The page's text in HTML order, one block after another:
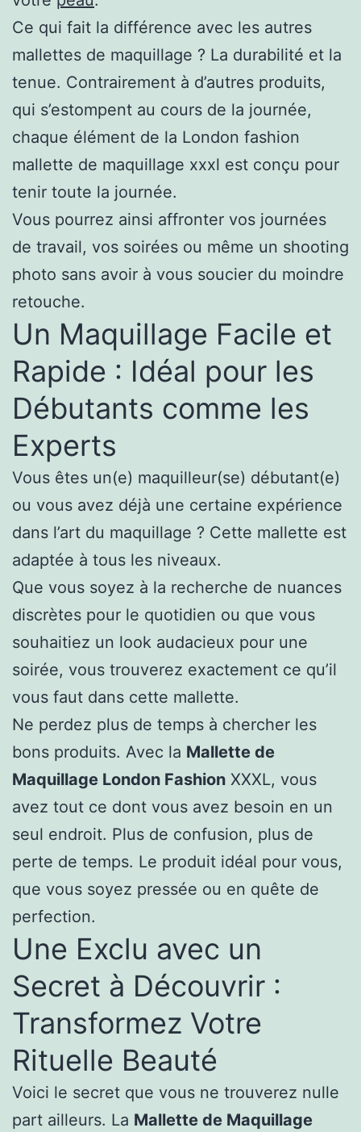
Ce qui fait la différence avec les autres
mallettes de maquillage ? La durabilité et la
tenue. Contrairement à d’autres produits,
qui s’estompent au cours de la journée,
chaque élément de la London fashion
mallette de maquillage xxxl est conçu pour
tenir toute la journée.
Vous pourrez ainsi affronter vos journées
de travail, vos soirées ou même un shooting
photo sans avoir à vous soucier du moindre
retouche.
Un Maquillage Facile et
Rapide : Idéal pour les
Débutants comme les
Experts
Vous êtes un(e) maquilleur(se) débutant(e)
ou vous avez déjà une certaine expérience
dans l’art du maquillage ? Cette mallette est
adaptée à tous les niveaux.
Que vous soyez à la recherche de nuances
discrètes pour le quotidien ou que vous
souhaitiez un look audacieux pour une
soirée, vous trouverez exactement ce qu’il
vous faut dans cette mallette.
Ne perdez plus de temps à chercher les
bons produits. Avec la Mallette de
Maquillage London Fashion XXXL, vous
avez tout ce dont vous avez besoin en un
seul endroit. Plus de confusion, plus de
perte de temps. Le produit idéal pour vous,
que vous soyez pressée ou en quête de
perfection.
Une Exclu avec un
Secret à Découvrir :
Transformez Votre
Rituelle Beauté
Voici le secret que vous ne trouverez nulle
part ailleurs. La Mallette de Maquillage